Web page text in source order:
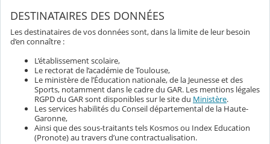
DESTINATAIRES DES DONNÉES
Les destinataires de vos données sont, dans la limite de leur besoin
d’en connaître :
L’établissement scolaire,
Le rectorat de l’académie de Toulouse,
Le ministère de l’Éducation nationale, de la Jeunesse et des
Sports, notamment dans le cadre du GAR. Les mentions légales
RGPD du GAR sont disponibles sur le site du Ministère.
Les services habilités du Conseil départemental de la Haute-
Garonne,
Ainsi que des sous-traitants tels Kosmos ou Index Education
(Pronote) au travers d’une contractualisation.